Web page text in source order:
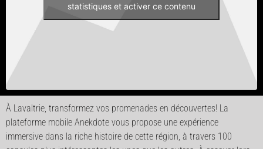
statistiques et activer ce contenu
À Lavaltrie, transformez vos promenades en découvertes! La
plateforme mobile Anekdote vous propose une expérience
immersive dans la riche histoire de cette région, à travers 100